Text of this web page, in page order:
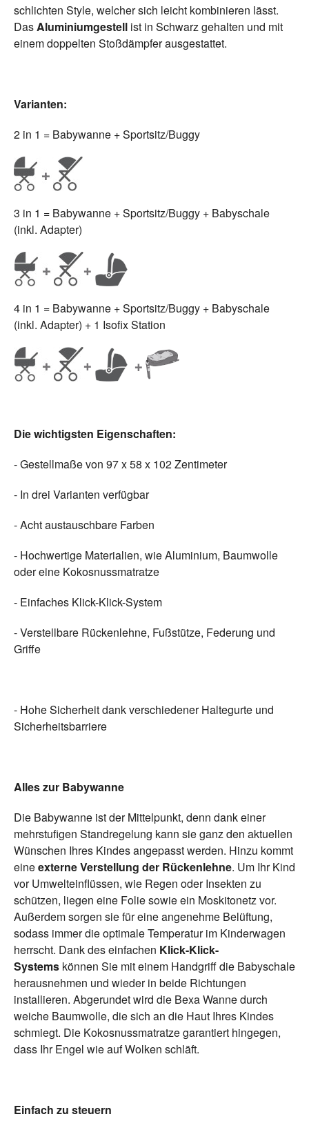
schlichten Style, welcher sich leicht kombinieren lässt.
DasAluminiumgestell ist in Schwarz gehalten und mit
einem doppelten Stoßdämpfer ausgestattet.
Varianten:
2 in 1 = Babywanne + Sportsitz/Buggy
3 in 1 = Babywanne + Sportsitz/Buggy + Babyschale
(inkl. Adapter)
4 in 1 = Babywanne + Sportsitz/Buggy + Babyschale
(inkl. Adapter) + 1 Isofix Station
Die wichtigsten Eigenschaften:
- Gestellmaße von 97 x 58 x 102 Zentimeter
- In drei Varianten verfügbar
- Acht austauschbare Farben
- Hochwertige Materialien, wie Aluminium, Baumwolle
oder eine Kokosnussmatratze
- Einfaches Klick-Klick-System
- Verstellbare Rückenlehne, Fußstütze, Federung und
Griffe
- Hohe Sicherheit dank verschiedener Haltegurte und
Sicherheitsbarriere
Alles zur Babywanne
Die Babywanne ist der Mittelpunkt, denn dank einer
mehrstufigen Standregelung kann sie ganz den aktuellen
Wünschen Ihres Kindes angepasst werden. Hinzu kommt
eineexterne Verstellung der Rückenlehne. Um Ihr Kind
vor Umwelteinflüssen, wie Regen oder Insekten zu
schützen, liegen eine Folie sowie ein Moskitonetz vor.
Außerdem sorgen sie für eine angenehme Belüftung,
sodass immer die optimale Temperatur im Kinderwagen
herrscht. Dank des einfachen Klick-Klick-
Systems können Sie mit einem Handgriff die Babyschale
herausnehmen und wieder in beide Richtungen
installieren. Abgerundet wird die Bexa Wanne durch
weiche Baumwolle, die sich an die Haut Ihres Kindes
schmiegt. Die Kokosnussmatratze garantiert hingegen,
dass Ihr Engel wie auf Wolken schläft.
Einfach zu steuern